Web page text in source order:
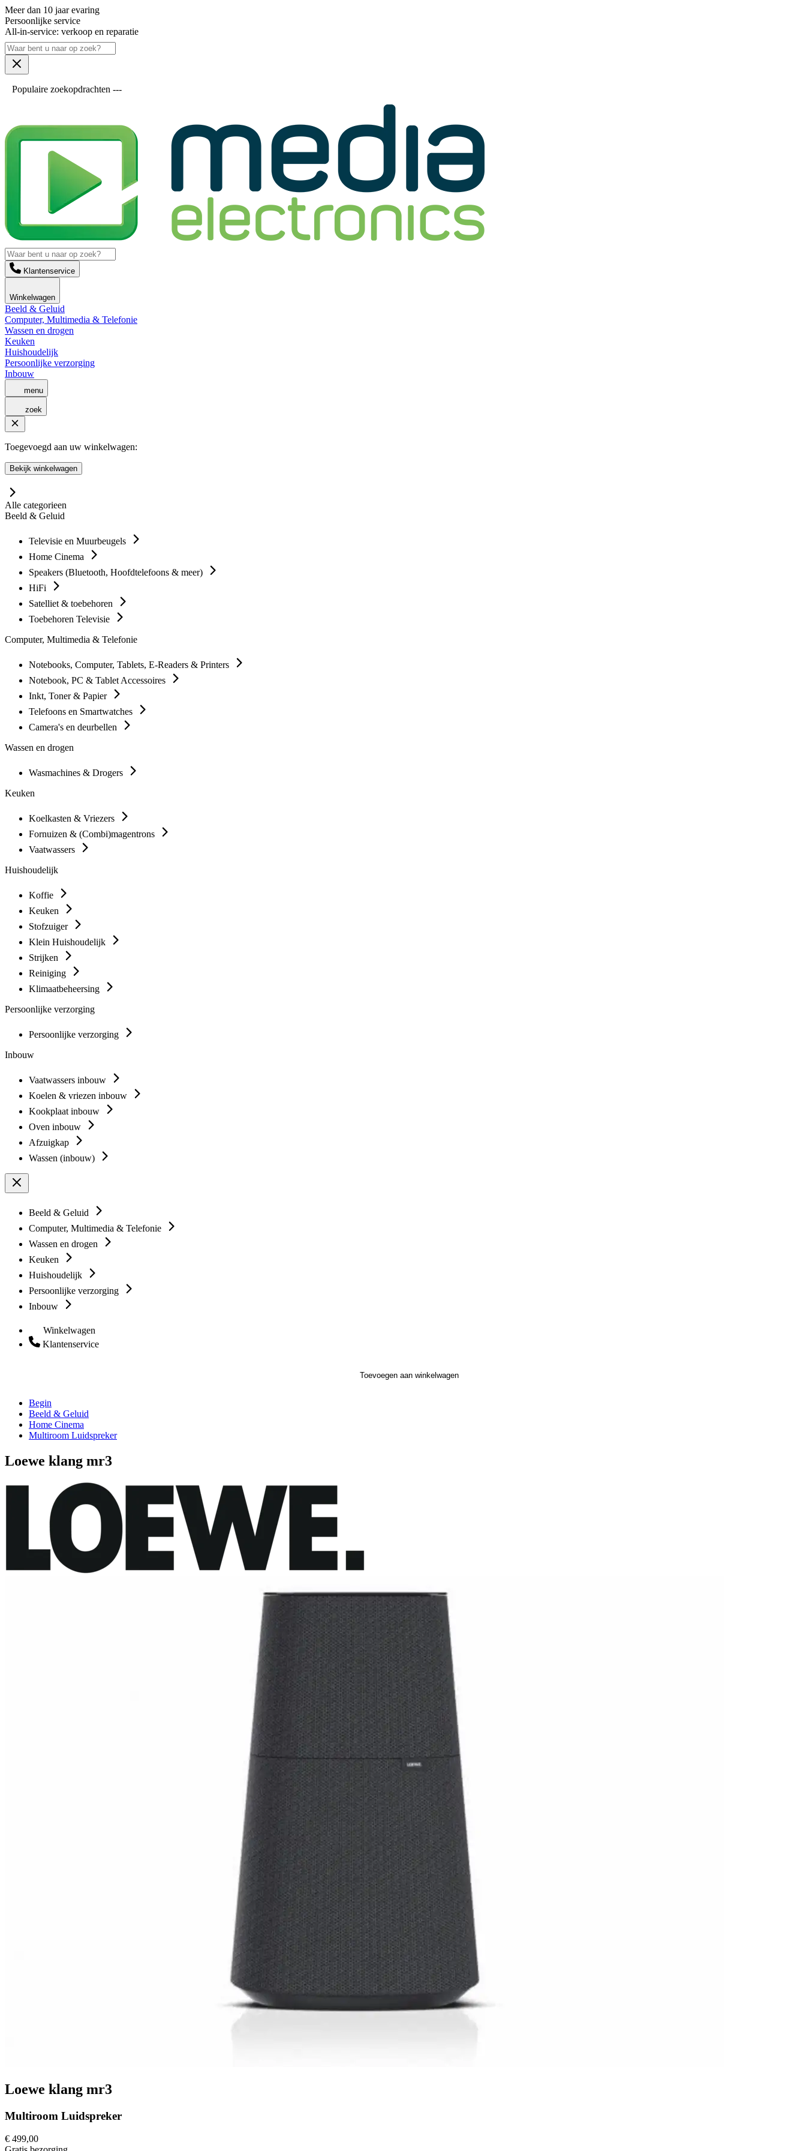
Meer dan 10 jaar evaring
Persoonlijke service
All-in-service: verkoop en reparatie
Populaire zoekopdrachten ---
Klantenservice
Winkelwagen
Beeld & Geluid
Computer, Multimedia & Telefonie
Wassen en drogen
Keuken
Huishoudelijk
Persoonlijke verzorging
Inbouw
menu
zoek
Toegevoegd aan uw winkelwagen:
Bekijk winkelwagen
Alle categorieen
Beeld & Geluid
Televisie en Muurbeugels
Home Cinema
Speakers (Bluetooth, Hoofdtelefoons & meer)
HiFi
Satelliet & toebehoren
Toebehoren Televisie
Computer, Multimedia & Telefonie
Notebooks, Computer, Tablets, E-Readers & Printers
Notebook, PC & Tablet Accessoires
Inkt, Toner & Papier
Telefoons en Smartwatches
Camera's en deurbellen
Wassen en drogen
Wasmachines & Drogers
Keuken
Koelkasten & Vriezers
Fornuizen & (Combi)magentrons
Vaatwassers
Huishoudelijk
Koffie
Keuken
Stofzuiger
Klein Huishoudelijk
Strijken
Reiniging
Klimaatbeheersing
Persoonlijke verzorging
Persoonlijke verzorging
Inbouw
Vaatwassers inbouw
Koelen & vriezen inbouw
Kookplaat inbouw
Oven inbouw
Afzuigkap
Wassen (inbouw)
Beeld & Geluid
Computer, Multimedia & Telefonie
Wassen en drogen
Keuken
Huishoudelijk
Persoonlijke verzorging
Inbouw
Winkelwagen
Klantenservice
Toevoegen aan winkelwagen
Begin
Beeld & Geluid
Home Cinema
Multiroom Luidspreker
Loewe klang mr3
Loewe klang mr3
Multiroom Luidspreker
€ 499,00